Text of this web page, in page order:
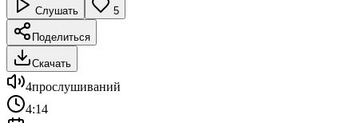
Слушать 5
Поделиться
Скачать
4прослушиваний
4:14